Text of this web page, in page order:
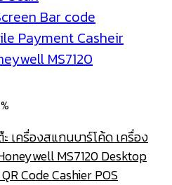
เครื่องสแกนบาร์โค้ด เครื่อง
MS7120 Desktop
Code Cashier POS